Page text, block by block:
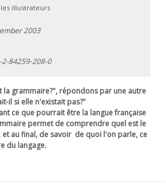
illustrateurs
2003
2-84259-208-0
la grammaire?", répondons par une autre
il si elle n'existait pas?"
ce que pourrait être la langue française
permet de comprendre quel est le
au final, de savoir de quoi l'on parle, ce
du langage.